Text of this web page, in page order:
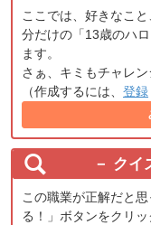
ここでは、好きなこ
分だけの「13歳のハ
ます。
さぁ、キミもチャレ
（作成するには、 登録
クイ
この職業が正解だと
る！」ボタンをクリッ